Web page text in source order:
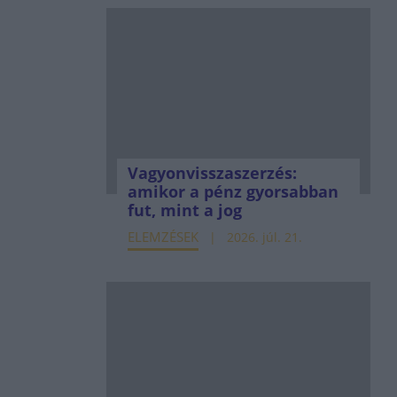
Vagyonvisszaszerzés:
amikor a pénz gyorsabban
fut, mint a jog
ELEMZÉSEK 2026. júl. 21.